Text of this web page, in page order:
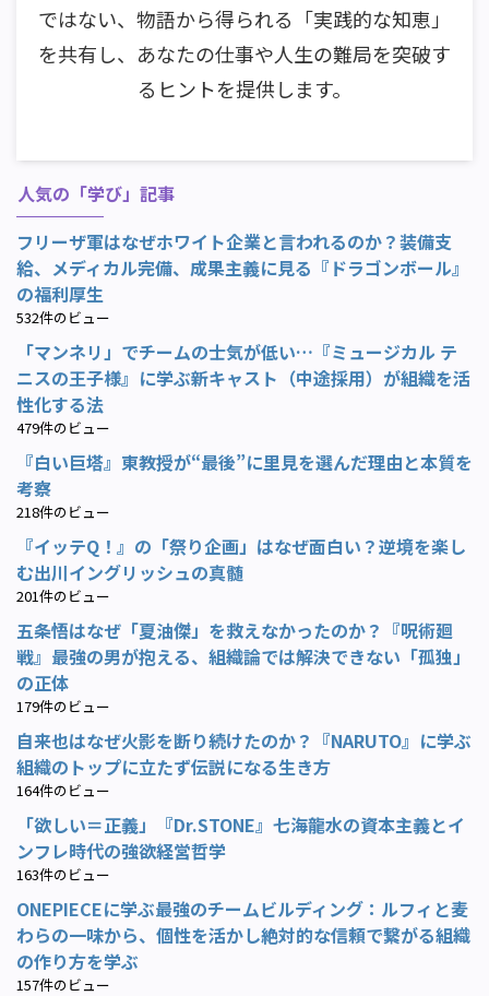
ではない、物語から得られる「実践的な知恵」
を共有し、あなたの仕事や人生の難局を突破す
るヒントを提供します。
人気の「学び」記事
フリーザ軍はなぜホワイト企業と言われるのか？装備支
給、メディカル完備、成果主義に見る『ドラゴンボール』
の福利厚生
532件のビュー
「マンネリ」でチームの士気が低い…『ミュージカル テ
ニスの王子様』に学ぶ新キャスト（中途採用）が組織を活
性化する法
479件のビュー
『白い巨塔』東教授が“最後”に里見を選んだ理由と本質を
考察
218件のビュー
『イッテQ！』の「祭り企画」はなぜ面白い？逆境を楽し
む出川イングリッシュの真髄
201件のビュー
五条悟はなぜ「夏油傑」を救えなかったのか？『呪術廻
戦』最強の男が抱える、組織論では解決できない「孤独」
の正体
179件のビュー
自来也はなぜ火影を断り続けたのか？『NARUTO』に学ぶ
組織のトップに立たず伝説になる生き方
164件のビュー
「欲しい＝正義」『Dr.STONE』七海龍水の資本主義とイ
ンフレ時代の強欲経営哲学
163件のビュー
ONEPIECEに学ぶ最強のチームビルディング：ルフィと麦
わらの一味から、個性を活かし絶対的な信頼で繋がる組織
の作り方を学ぶ
157件のビュー